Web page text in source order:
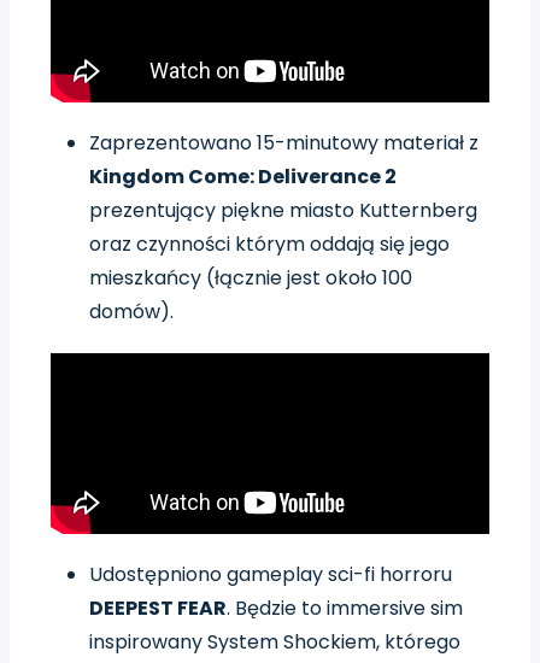
Zaprezentowano 15-minutowy materiał z
Kingdom Come: Deliverance 2
prezentujący piękne miasto Kutternberg
oraz czynności którym oddają się jego
mieszkańcy (łącznie jest około 100
domów).
Udostępniono gameplay sci-fi horroru
DEEPEST FEAR. Będzie to immersive sim
inspirowany System Shockiem, którego